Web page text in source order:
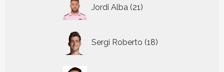
Jordi Alba 21
producten
Sergi Roberto 18
producten